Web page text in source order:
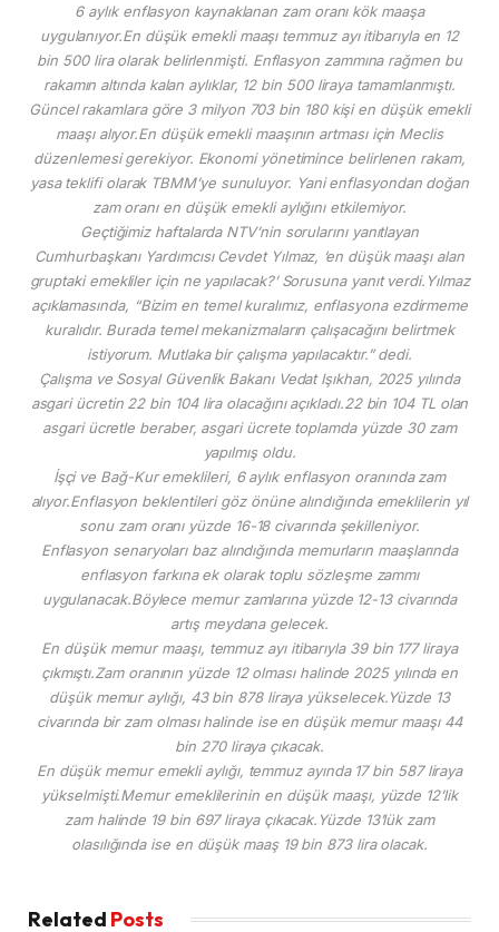
6 aylık enflasyon kaynaklanan zam oranı kök maaşa
uygulanıyor.En düşük emekli maaşı temmuz ayı itibarıyla en 12
bin 500 lira olarak belirlenmişti. Enflasyon zammına rağmen bu
rakamın altında kalan aylıklar, 12 bin 500 liraya tamamlanmıştı.
Güncel rakamlara göre 3 milyon 703 bin 180 kişi en düşük emekli
maaşı alıyor.En düşük emekli maaşının artması için Meclis
düzenlemesi gerekiyor. Ekonomi yönetimince belirlenen rakam,
yasa teklifi olarak TBMM’ye sunuluyor. Yani enflasyondan doğan
zam oranı en düşük emekli aylığını etkilemiyor.
Geçtiğimiz haftalarda NTV’nin sorularını yanıtlayan
Cumhurbaşkanı Yardımcısı Cevdet Yılmaz, ‘en düşük maaşı alan
gruptaki emekliler için ne yapılacak?’ Sorusuna yanıt verdi.Yılmaz
açıklamasında, “Bizim en temel kuralımız, enflasyona ezdirmeme
kuralıdır. Burada temel mekanizmaların çalışacağını belirtmek
istiyorum. Mutlaka bir çalışma yapılacaktır.” dedi.
Çalışma ve Sosyal Güvenlik Bakanı Vedat Işıkhan, 2025 yılında
asgari ücretin 22 bin 104 lira olacağını açıkladı.22 bin 104 TL olan
asgari ücretle beraber, asgari ücrete toplamda yüzde 30 zam
yapılmış oldu.
İşçi ve Bağ-Kur emeklileri, 6 aylık enflasyon oranında zam
alıyor.Enflasyon beklentileri göz önüne alındığında emeklilerin yıl
sonu zam oranı yüzde 16-18 civarında şekilleniyor.
Enflasyon senaryoları baz alındığında memurların maaşlarında
enflasyon farkına ek olarak toplu sözleşme zammı
uygulanacak.Böylece memur zamlarına yüzde 12-13 civarında
artış meydana gelecek.
En düşük memur maaşı, temmuz ayı itibarıyla 39 bin 177 liraya
çıkmıştı.Zam oranının yüzde 12 olması halinde 2025 yılında en
düşük memur aylığı, 43 bin 878 liraya yükselecek.Yüzde 13
civarında bir zam olması halinde ise en düşük memur maaşı 44
bin 270 liraya çıkacak.
En düşük memur emekli aylığı, temmuz ayında 17 bin 587 liraya
yükselmişti.Memur emeklilerinin en düşük maaşı, yüzde 12’lik
zam halinde 19 bin 697 liraya çıkacak.Yüzde 13’lük zam
olasılığında ise en düşük maaş 19 bin 873 lira olacak.
Related Posts